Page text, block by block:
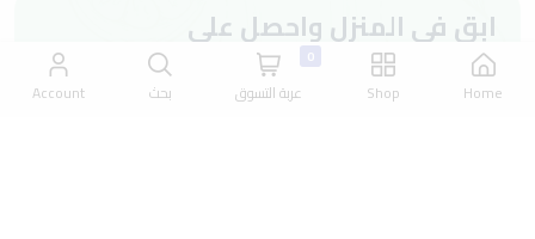
ابق في المنزل واحصل على
احتياجاتك اليومية من متجرنا.
ابدأ تسوقك اليومي مع سيفين فودز
Home
Shop
0
عربة التسوق بحث Account